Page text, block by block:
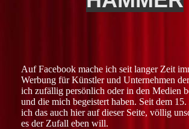
Auf Facebook mache ich seit langer Zeit
Werbung für Künstler und Unternehmen
ich zufällig persönlich oder in den Medien
und die mich begeistert haben. Seit dem
ich das auch hier auf dieser Seite, völlig
es der Zufall eben will.